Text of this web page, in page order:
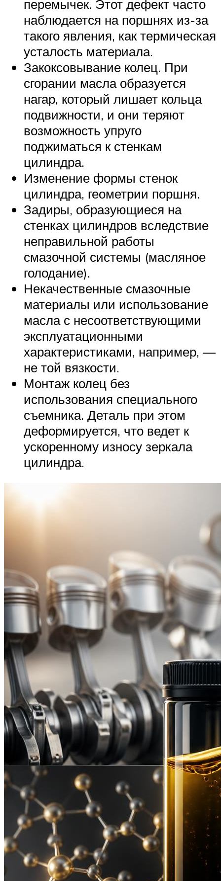
перемычек. Этот дефект часто
наблюдается на поршнях из-за
такого явления, как термическая
усталость материала.
Закоксовывание колец. При
сгорании масла образуется
нагар, который лишает кольца
подвижности, и они теряют
возможность упруго
поджиматься к стенкам
цилиндра.
Изменение формы стенок
цилиндра, геометрии поршня.
Задиры, образующиеся на
стенках цилиндров вследствие
неправильной работы
смазочной системы (масляное
голодание).
Некачественные смазочные
материалы или использование
масла с несоответствующими
эксплуатационными
характеристиками, например, —
не той вязкости.
Монтаж колец без
использования специального
съемника. Деталь при этом
деформируется, что ведет к
ускоренному износу зеркала
цилиндра.